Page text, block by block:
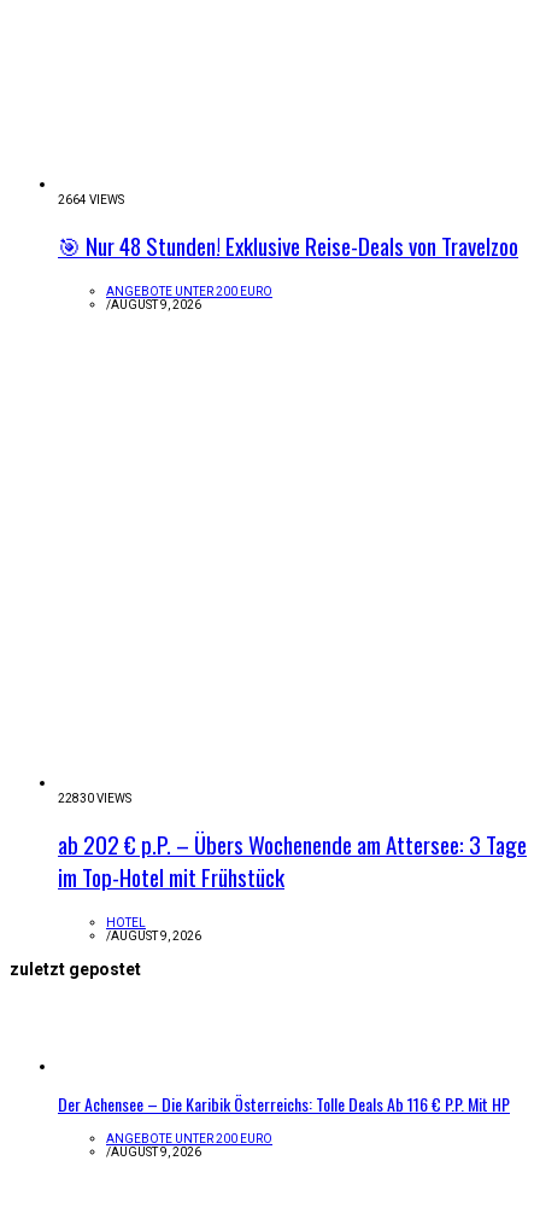
2664 VIEWS
🎯 Nur 48 Stunden! Exklusive Reise-Deals von Travelzoo
ANGEBOTE UNTER 200 EURO
/AUGUST 9, 2026
22830 VIEWS
ab 202 € p.P. – Übers Wochenende am Attersee: 3 Tage
im Top-Hotel mit Frühstück
HOTEL
/AUGUST 9, 2026
zuletzt gepostet
Der Achensee – Die Karibik Österreichs: Tolle Deals Ab 116 € P.P. Mit HP
ANGEBOTE UNTER 200 EURO
/AUGUST 9, 2026